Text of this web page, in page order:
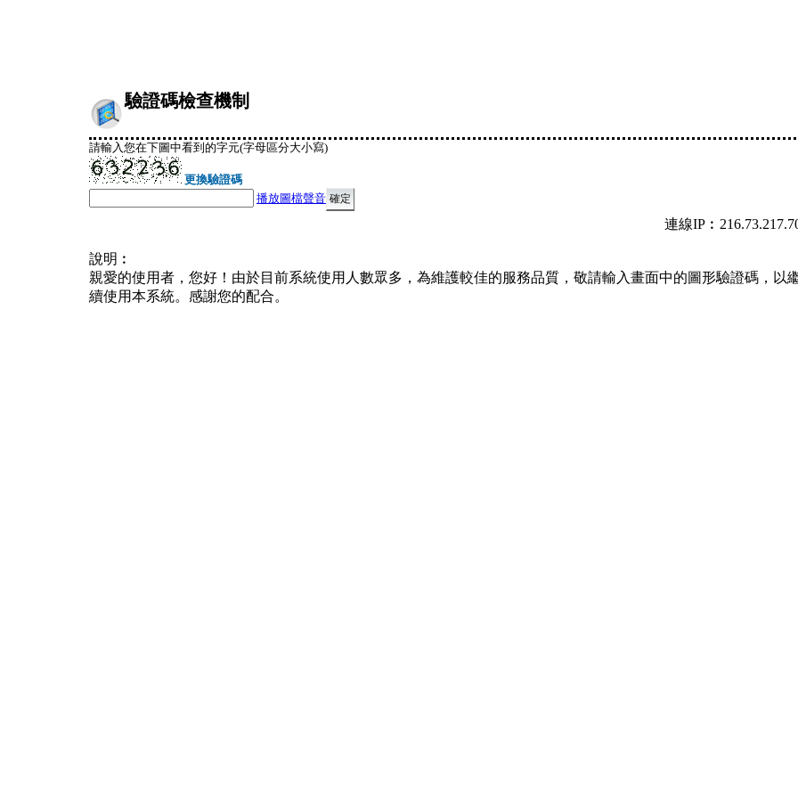
驗證碼檢查機制
請輸入您在下圖中看到的字元(字母區分大小寫)
更換驗證碼
播放圖檔聲音
連線
說明︰
親愛的使用者，您好！由於目前系統使用人數眾多，為維護較佳的服務品質，敬請輸入畫面中的圖形驗證碼，以
續使用本系統。感謝您的配合。